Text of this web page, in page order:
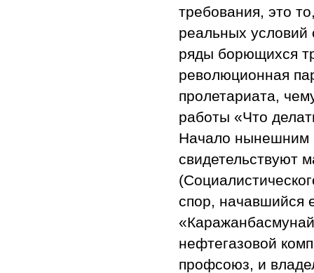
требования, это
реальных условий
ряды борющихся
революционная
пролетариата,
работы «Что
Начало нынешним
свидетельствуют
спор, начавшийся
нефтегазовой
профсоюз, и